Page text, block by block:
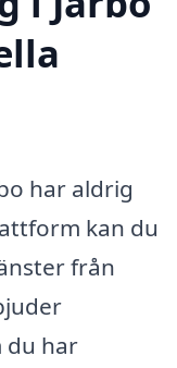
har aldrig
kan du
från
du har